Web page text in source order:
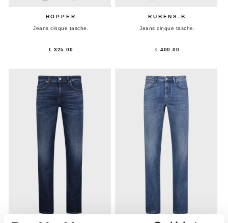
HOPPER
Jeans cinque tasche.
€ 325.00
RUBENS-B
Jeans cinque tasche.
€ 400.00